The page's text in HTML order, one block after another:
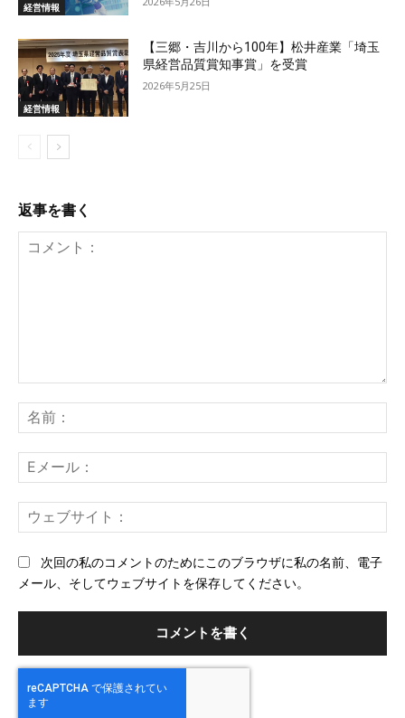
経営情報
経営情報
【三郷・吉川から100年】松井産業「埼玉
県経営品質賞知事賞」を受賞
2026年5月25日
返事を書く
ン
ト：
前
メ
ー
ェ
次回の私のコメントのためにこのブラウザに私の名前、電子
メール、そしてウェブサイトを保存してください。